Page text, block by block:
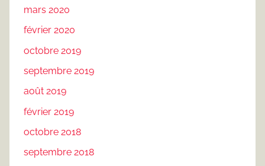
mars 2020
février 2020
octobre 2019
septembre 2019
août 2019
février 2019
octobre 2018
septembre 2018